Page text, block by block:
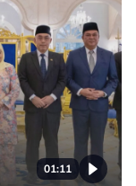
01:11